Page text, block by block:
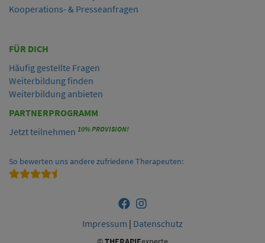
Kooperations- & Presseanfragen
FÜR DICH
Häufig gestellte Fragen
Weiterbildung finden
Weiterbildung anbieten
PARTNERPROGRAMM
Jetzt teilnehmen 10% PROVISION!
So bewerten uns andere zufriedene Therapeuten:
Impressum | Datenschutz